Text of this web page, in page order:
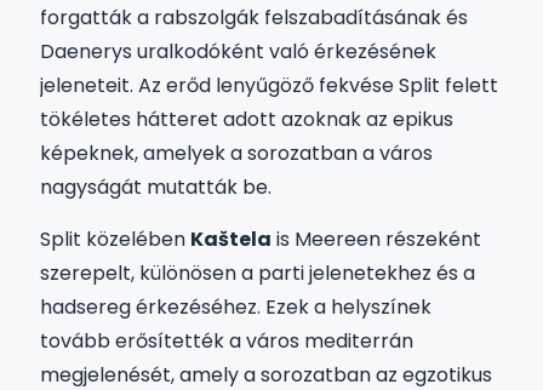
forgatták a rabszolgák felszabadításának és
Daenerys uralkodóként való érkezésének
jeleneteit. Az erőd lenyűgöző fekvése Split felett
tökéletes hátteret adott azoknak az epikus
képeknek, amelyek a sorozatban a város
nagyságát mutatták be.
Split közelében Kaštela is Meereen részeként
szerepelt, különösen a parti jelenetekhez és a
hadsereg érkezéséhez. Ezek a helyszínek
tovább erősítették a város mediterrán
megjelenését, amely a sorozatban az egzotikus